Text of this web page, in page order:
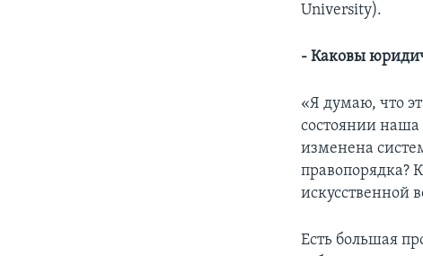
University).
- Каковы
«Я думаю, что
состоянии наша
изменена
правопорядка?
искусственной
Есть большая